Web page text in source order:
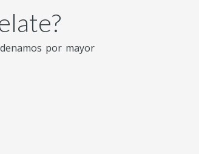
por mayor